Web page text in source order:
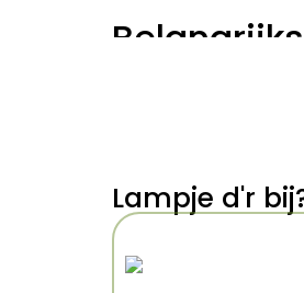
Stijl:modern
Lampje d'r